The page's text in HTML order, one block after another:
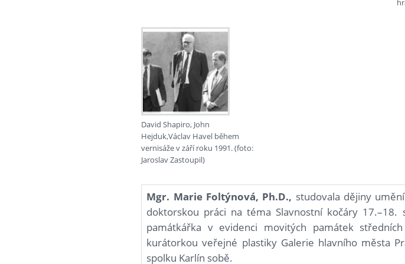
David Shapiro, John
Hejduk,Václav Havel během
vernisáže v září roku 1991. (foto:
Jaroslav Zastoupil)
Mgr. Marie Foltýnová, Ph.D., studovala dějiny
doktorskou práci na téma Slavnostní kočáry
památkářka v evidenci movitých památek
kurátorkou veřejné plastiky Galerie hlavního města
spolku Karlín sobě.